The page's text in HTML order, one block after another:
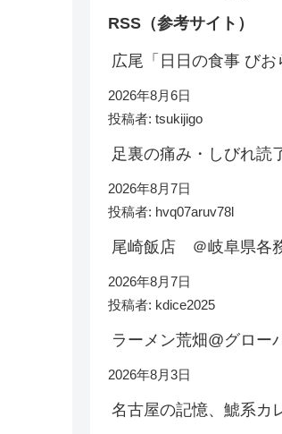
RSS（参考サイト）
広尾「日日の食事 びお
2026年8月6日
投稿者: tsukijigo
足裏の痛み・しびれ読
2026年8月7日
投稿者: hvq07aruv78l
尾崎飯店 ＠岐阜県各
2026年8月7日
投稿者: kdice2025
ラーメン荒畑@グロー
2026年8月3日
名古屋の記憶、鯱系カ